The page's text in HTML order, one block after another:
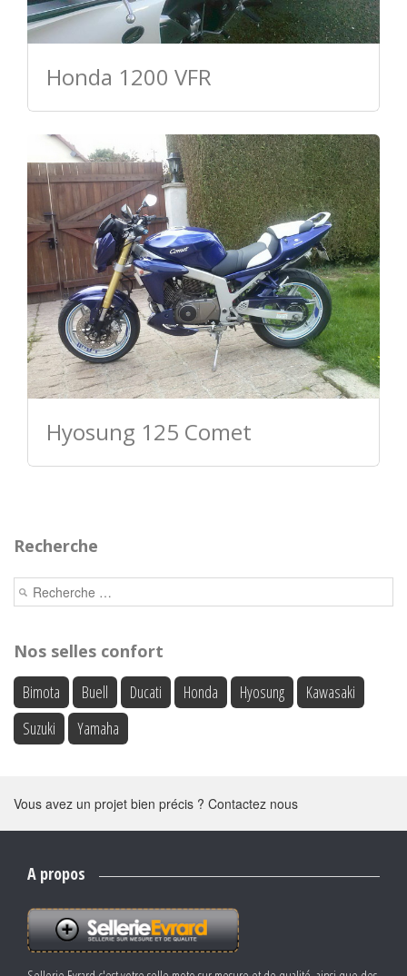
Honda 1200 VFR
Hyosung 125 Comet
Recherche
Nos selles confort
Bimota
Buell Ducati Honda Hyosung
Kawasaki
Suzuki
Yamaha
Vous avez un projet bien précis ? Contactez nous
A propos